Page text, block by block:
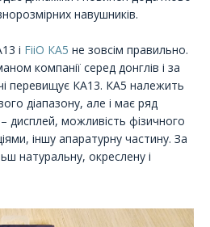
навушників.
і FiiO КА5 не зовсім правильно.
компанії серед донглів і за
перевищує КА13. КА5 належить
діапазону, але і має ряд
дисплей, можливість фізичного
іншу апаратурну частину. За
натуральну, окреслену і